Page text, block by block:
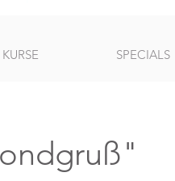
KURSE SPECIALS